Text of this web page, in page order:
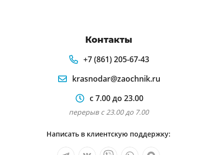
Контакты
+7 (861) 205-67-43
krasnodar@zaochnik.ru
с 7.00 до 23.00
перерыв с 23.00 до 7.00
Написать в клиентскую поддержку: